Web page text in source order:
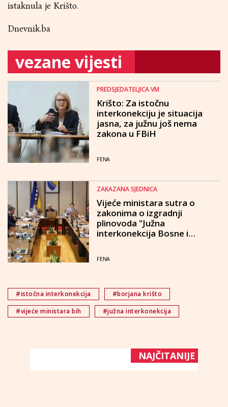
istaknula je Krišto.
Dnevnik.ba
vezane vijesti
PREDSJEDATELJICA VM
Krišto: Za istočnu
interkonekciju je situacija
jasna, za južnu još nema
zakona u FBiH
FENA
ZAKAZANA SJEDNICA
Vijeće ministara sutra o
zakonima o izgradnji
plinovoda "Južna
interkonekcija Bosne i
FENA
#istočna interkonekcija
#borjana krišto
#vijeće ministara bih
#južna interkonekcija
NAJČITANIJE